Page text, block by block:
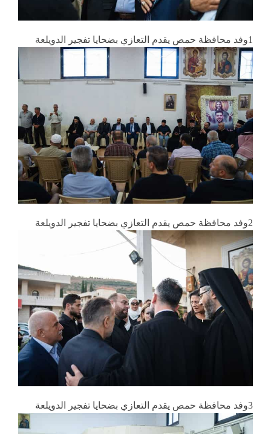
1وفد محافظة حمص يقدم التعازي بضحايا تفجير الدويلعة
2وفد محافظة حمص يقدم التعازي بضحايا تفجير الدويلعة
3وفد محافظة حمص يقدم التعازي بضحايا تفجير الدويلعة